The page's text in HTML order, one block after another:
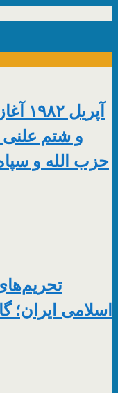
و شتم
حزب الله و
اسلامی ایران؛